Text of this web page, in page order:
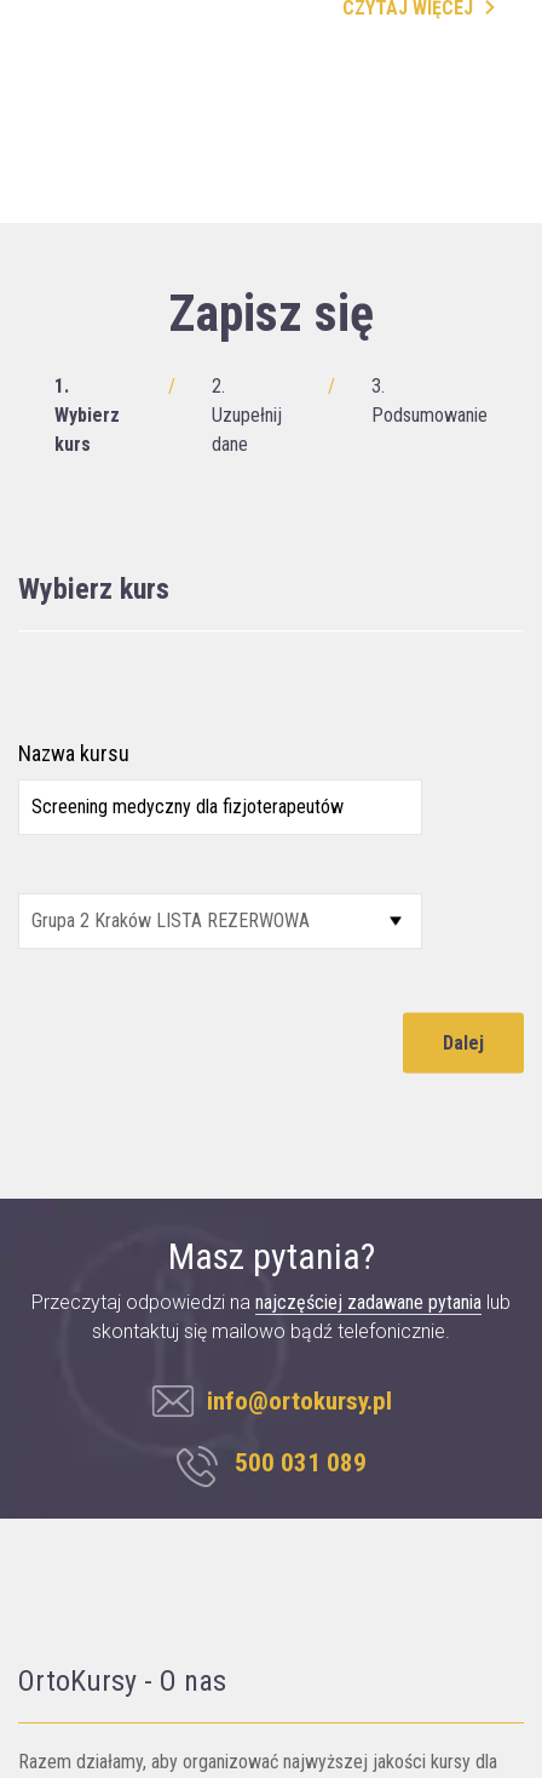
CZYTAJ WIĘCEJ
Zapisz się
1.
Wybierz
kurs
/
2.
Uzupełnij
dane
/
3.
Podsumowanie
Wybierz kurs
Nazwa kursu
Dalej
Masz pytania?
Przeczytaj odpowiedzi na najczęściej zadawane pytania lub
skontaktuj się mailowo bądź telefonicznie.
info@ortokursy.pl
500 031 089
OrtoKursy - O nas
Razem działamy, aby organizować najwyższej jakości kursy dla